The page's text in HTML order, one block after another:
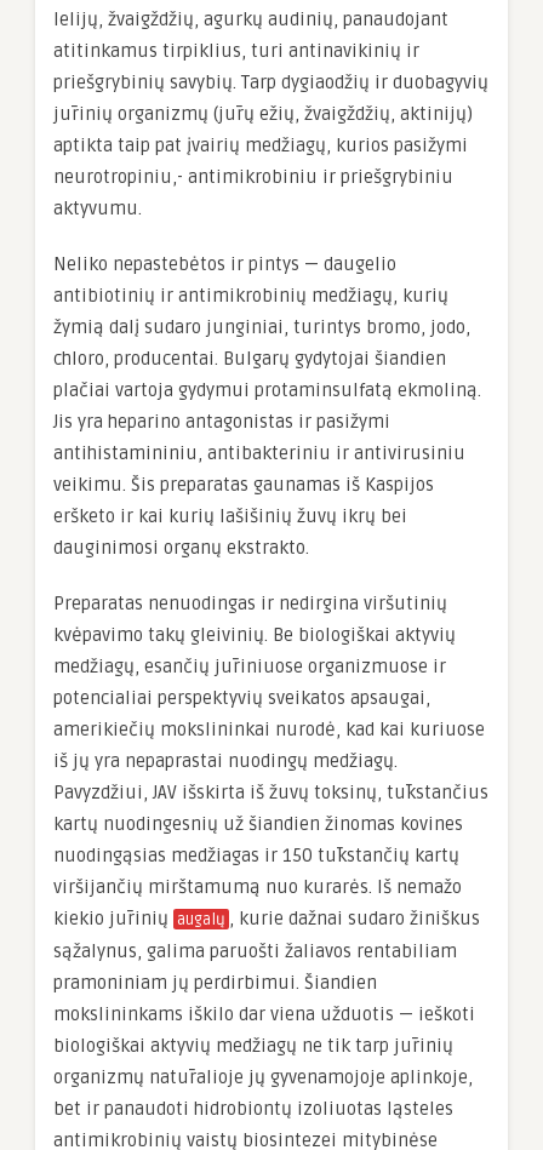
lelijų, žvaigždžių, agurkų audinių, panaudojant
atitinkamus tirpiklius, turi antinavikinių ir
priešgrybinių savybių. Tarp dygiaodžių ir duobagyvių
jūrinių organizmų (jūrų ežių, žvaigždžių, aktinijų)
aptikta taip pat įvairių medžiagų, kurios pasižymi
neurotropiniu,- antimikrobiniu ir priešgrybiniu
aktyvumu.
Neliko nepastebėtos ir pintys — daugelio
antibiotinių ir antimikrobinių medžiagų, kurių
žymią dalį sudaro junginiai, turintys bromo, jodo,
chloro, producentai. Bulgarų gydytojai šiandien
plačiai vartoja gydymui protaminsulfatą ekmoliną.
Jis yra heparino antagonistas ir pasižymi
antihistamininiu, antibakteriniu ir antivirusiniu
veikimu. Šis preparatas gaunamas iš Kaspijos
eršketo ir kai kurių lašišinių žuvų ikrų bei
dauginimosi organų ekstrakto.
Preparatas nenuodingas ir nedirgina viršutinių
kvėpavimo takų gleivinių. Be biologiškai aktyvių
medžiagų, esančių jūriniuose organizmuose ir
potencialiai perspektyvių sveikatos apsaugai,
amerikiečių mokslininkai nurodė, kad kai kuriuose
iš jų yra nepaprastai nuodingų medžiagų.
Pavyzdžiui, JAV išskirta iš žuvų toksinų, tūkstančius
kartų nuodingesnių už šiandien žinomas kovines
nuodingąsias medžiagas ir 150 tūkstančių kartų
viršijančių mirštamumą nuo kurarės. Iš nemažo
kiekio jūrinių augalų , kurie dažnai sudaro žiniškus
sąžalynus, galima paruošti žaliavos rentabiliam
pramoniniam jų perdirbimui. Šiandien
mokslininkams iškilo dar viena užduotis — ieškoti
biologiškai aktyvių medžiagų ne tik tarp jūrinių
organizmų natūralioje jų gyvenamojoje aplinkoje,
bet ir panaudoti hidrobiontų izoliuotas ląsteles
antimikrobinių vaistų biosintezei mitybinėse